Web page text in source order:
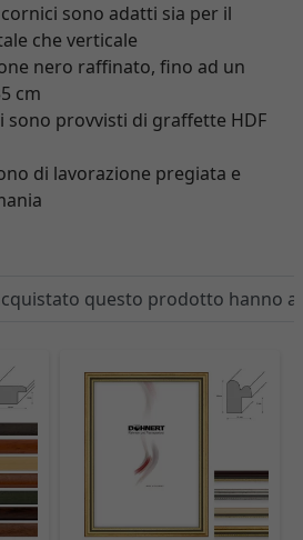
sono adatti sia per il
che verticale
nero raffinato, fino ad un
cm
provvisti di graffette HDF
di lavorazione pregiata e
questo prodotto hanno